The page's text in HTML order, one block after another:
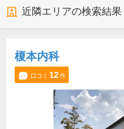
近隣エリアの検索結果
榎本内科
口コミ 12件